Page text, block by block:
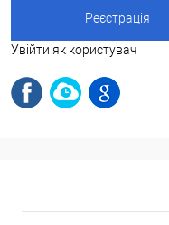
Увійти як користувач